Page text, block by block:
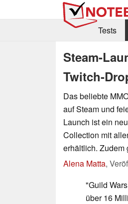
Tests
Steam-
Twitch-
Das beliebte
auf Steam und
Launch ist ein
Collection mit
erhältlich. Zudem
Alena Matta,
"Guild
über 16